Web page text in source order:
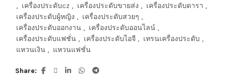
, เครื่องประดับcz , เครื่องประดับขายส่ง , เครื่องประดับดารา ,
เครื่องประดับผู้หญิง , เครื่องประดับสวยๆ ,
เครื่องประดับออกงาน , เครื่องประดับออนไลน์ ,
เครื่องประดับแฟชั่น , เครื่องประดับไอจี , เทรนเครื่องประดับ ,
แหวนเงิน , แหวนแฟชั่น
Share